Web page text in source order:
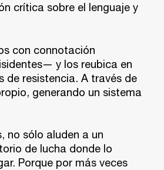
crítica sobre el lenguaje y
con connotación
y los reubica en
de resistencia. A través de
generando un sistema
no sólo aluden a un
de lucha donde lo
Porque por más veces